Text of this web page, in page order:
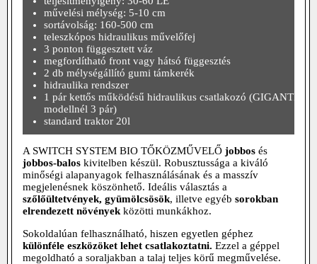
művelési mélység: 5-10 cm
sortávolság: 160-500 cm
teleszkópos hidraulikus művelőfej
3 ponton függesztett váz
megfordítható front vagy hátsó függesztés
2 db mélységállító gumi támkerék
hidraulika rendszer
1 pár kettős működésű hidraulikus csatlakozó (GIGANTE
modellnél 3 pár)
standard traktor 20l
A SWITCH SYSTEM BIO TŐKÖZMŰVELŐ jobbos és
jobbos-balos kivitelben készül. Robusztussága a kiváló
minőségi alapanyagok felhasználásának és a masszív
megjelenésnek köszönhető. Ideális választás a
szőlőültetvények, gyümölcsösök, illetve egyéb sorokban
elrendezett növények közötti munkákhoz.
Sokoldalúan felhasználható, hiszen egyetlen géphez
különféle eszközöket lehet csatlakoztatni. Ezzel a géppel
megoldható a soraljakban a talaj teljes körű megművelése.